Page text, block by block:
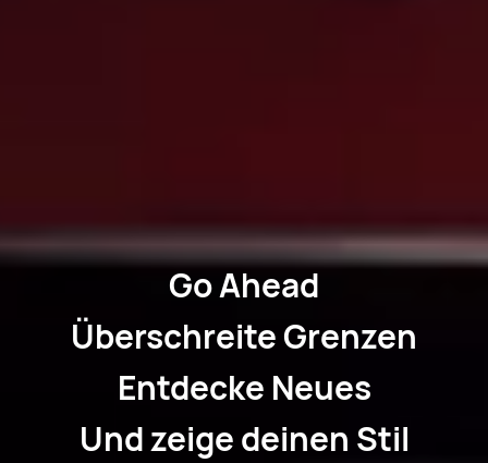
Go Ahead
Überschreite Grenzen
Entdecke Neues
Und zeige deinen Stil